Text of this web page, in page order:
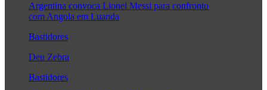
Argentina convoca Lionel Messi para confronto
com Angola em Luanda
Bastidores
Deu Zebra
Bastidores